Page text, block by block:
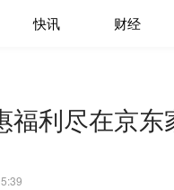
快讯 财经
利尽在京东